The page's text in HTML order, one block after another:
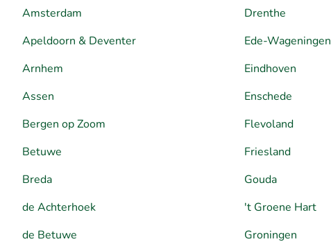
Amsterdam
Apeldoorn & Deventer
Arnhem
Assen
Bergen op Zoom
Betuwe
Breda
de Achterhoek
de Betuwe
Drenthe
Ede-Wageningen
Eindhoven
Enschede
Flevoland
Friesland
Gouda
't Groene Hart
Groningen